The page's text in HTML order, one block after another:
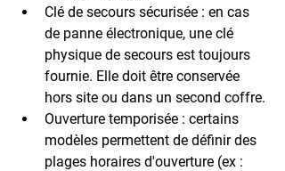
Clé de secours sécurisée : en cas
de panne électronique, une clé
physique de secours est toujours
fournie. Elle doit être conservée
hors site ou dans un second coffre.
Ouverture temporisée : certains
modèles permettent de définir des
plages horaires d'ouverture (ex :